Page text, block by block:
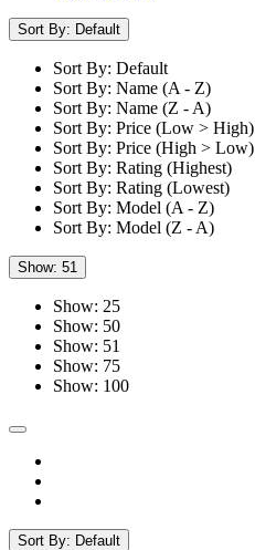
Sort By: Default
Sort By: Default
Sort By: Name (A - Z)
Sort By: Name (Z - A)
Sort By: Price (Low > High)
Sort By: Price (High > Low)
Sort By: Rating (Highest)
Sort By: Rating (Lowest)
Sort By: Model (A - Z)
Sort By: Model (Z - A)
Show: 51
Show: 25
Show: 50
Show: 51
Show: 75
Show: 100
Sort By: Default